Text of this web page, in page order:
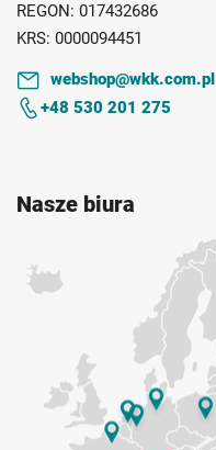
REGON: 017432686
KRS: 0000094451
webshop@wkk.com.pl
+48 530 201 275
Nasze biura